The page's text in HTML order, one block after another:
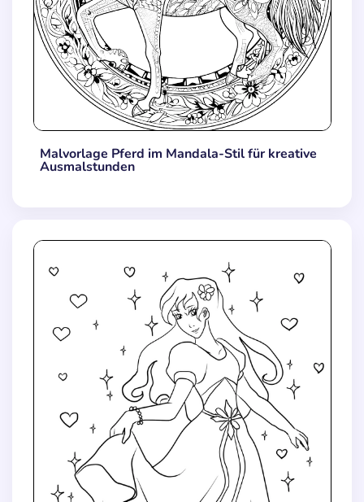
Malvorlage Pferd im Mandala-Stil für kreative
Ausmalstunden